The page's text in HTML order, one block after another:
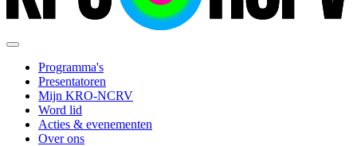
Programma's
Presentatoren
Mijn KRO-NCRV
Word lid
Acties & evenementen
Over ons